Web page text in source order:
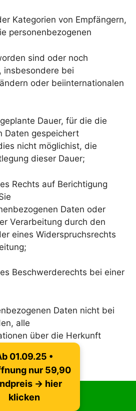
Kategorien von Empfängern,
personenbezogenen
sind oder noch
insbesondere bei
oder beiinternationalen
Dauer, für die die
Daten gespeichert
nicht möglichist, die
dieser Dauer;
Rechts auf Berichtigung
Daten oder
Verarbeitung durch den
eines Widerspruchsrechts
Beschwerderechts bei einer
Daten nicht bei
alle
über die Herkunft
automatisierten
einschließlich Profiling
und 4 DSGVOund –
Jetzt anrufen
01.09.25 •
nur 59,90
→ hier
klicken